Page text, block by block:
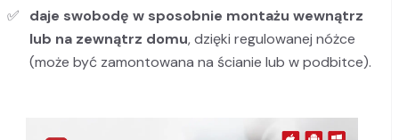
daje swobodę w sposobnie montażu wewnątrz
lub na zewnątrz domu, dzięki regulowanej nóżce
(może być zamontowana na ścianie lub w podbitce).